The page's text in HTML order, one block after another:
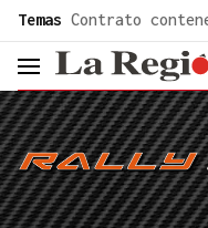
Temas Contrato
header.menu.open